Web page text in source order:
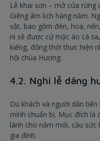
Lễ khai sơn – mở cửa
Giêng âm lịch hàng năm.
vật, bao gồm đèn, hoa,
ni sẽ được cử mặc áo cà
kiếng, đồng thời thực hiện
hội chùa Hương.
4.2. Nghi lễ dâng
Du khách và người dân
mình chuẩn bị. Mục đích là
lành cho năm mới, cầu sức
gia đình.